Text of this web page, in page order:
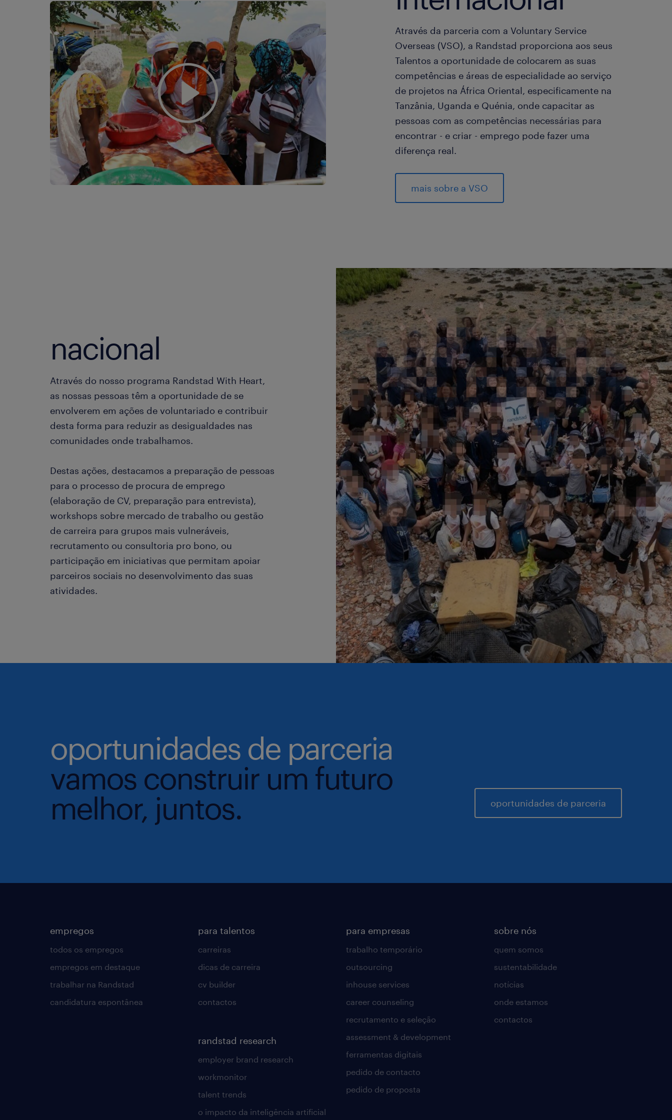
Através da parceria com a Voluntary Service
Overseas (VSO), a Randstad proporciona aos seus
Talentos a oportunidade de colocarem as suas
competências e áreas de especialidade ao serviço
de projetos na África Oriental, especificamente na
Tanzânia, Uganda e Quénia, onde capacitar as
pessoas com as competências necessárias para
encontrar - e criar - emprego pode fazer uma
diferença real.
mais sobre a VSO
nacional
Através do nosso programa Randstad With Heart,
as nossas pessoas têm a oportunidade de se
envolverem em ações de voluntariado e contribuir
desta forma para reduzir as desigualdades nas
comunidades onde trabalhamos.
Destas ações, destacamos a preparação de pessoas
para o processo de procura de emprego
(elaboração de CV, preparação para entrevista),
workshops sobre mercado de trabalho ou gestão
de carreira para grupos mais vulneráveis,
recrutamento ou consultoria pro bono, ou
participação em iniciativas que permitam apoiar
parceiros sociais no desenvolvimento das suas
atividades.
oportunidades de parceria
vamos construir um futuro
melhor, juntos.
oportunidades de parceria
empregos
todos os empregos
empregos em destaque
trabalhar na Randstad
candidatura espontânea
para talentos
carreiras
dicas de carreira
cv builder
contactos
randstad research
employer brand research
workmonitor
talent trends
o impacto da inteligência artificial
para empresas
trabalho temporário
outsourcing
inhouse services
career counseling
recrutamento e seleção
assessment & development
ferramentas digitais
pedido de contacto
pedido de proposta
sobre nós
quem somos
sustentabilidade
notícias
onde estamos
contactos